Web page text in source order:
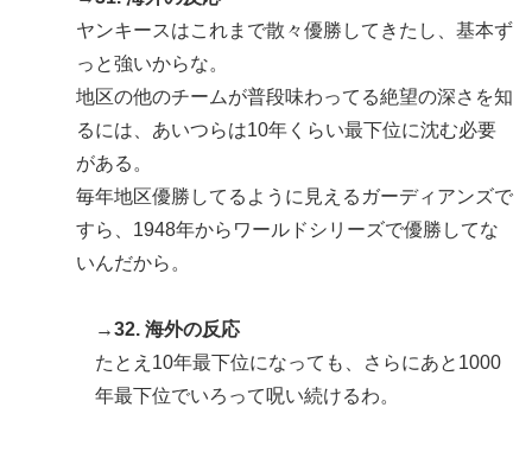
ヤンキースはこれまで散々優勝してきたし、基本ず
っと強いからな。
地区の他のチームが普段味わってる絶望の深さを知
るには、あいつらは10年くらい最下位に沈む必要
がある。
毎年地区優勝してるように見えるガーディアンズで
すら、1948年からワールドシリーズで優勝してな
いんだから。
→32. 海外の反応
たとえ10年最下位になっても、さらにあと1000
年最下位でいろって呪い続けるわ。